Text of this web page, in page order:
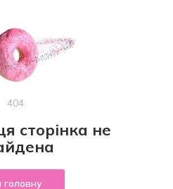
404
сторінка не
головну